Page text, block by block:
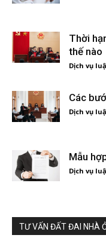
Thời
thế nào
Dịch vụ
Các
Dịch vụ
Mẫu
Dịch vụ
TƯ VẤN ĐẤT ĐAI NHÀ